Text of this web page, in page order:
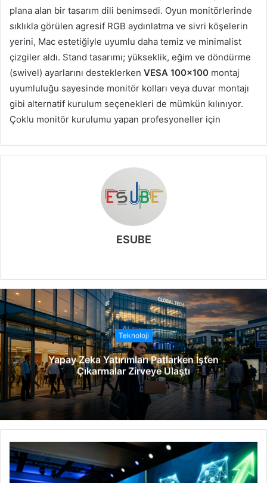
plana alan bir tasarım dili benimsedi. Oyun monitörlerinde
sıklıkla görülen agresif RGB aydınlatma ve sivri köşelerin
yerini, Mac estetiğiyle uyumlu daha temiz ve minimalist
çizgiler aldı. Stand tasarımı; yükseklik, eğim ve döndürme
(swivel) ayarlarını desteklerken VESA 100×100 montaj
uyumluluğu sayesinde monitör kolları veya duvar montajı
gibi alternatif kurulum seçenekleri de mümkün kılınıyor.
Çoklu monitör kurulumu yapan profesyoneller için
ESUBE
b
s
i
t
e
s
i
Teknoloji
Yapay Zeka Yatırımları Patlarken İşten
Çıkarmalar Zirveye Ulaştı